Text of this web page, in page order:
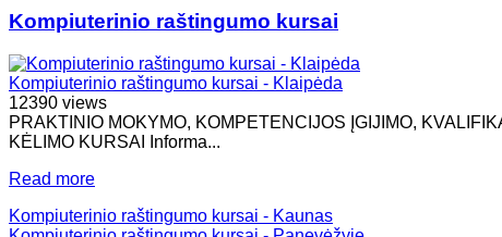
Kompiuterinio raštingumo kursai
Kompiuterinio raštingumo kursai - Klaipėda
12390 views
PRAKTINIO MOKYMO, KOMPETENCIJOS ĮGIJIMO,
KĖLIMO KURSAI Informa...
Read more
Kompiuterinio raštingumo kursai - Kaunas